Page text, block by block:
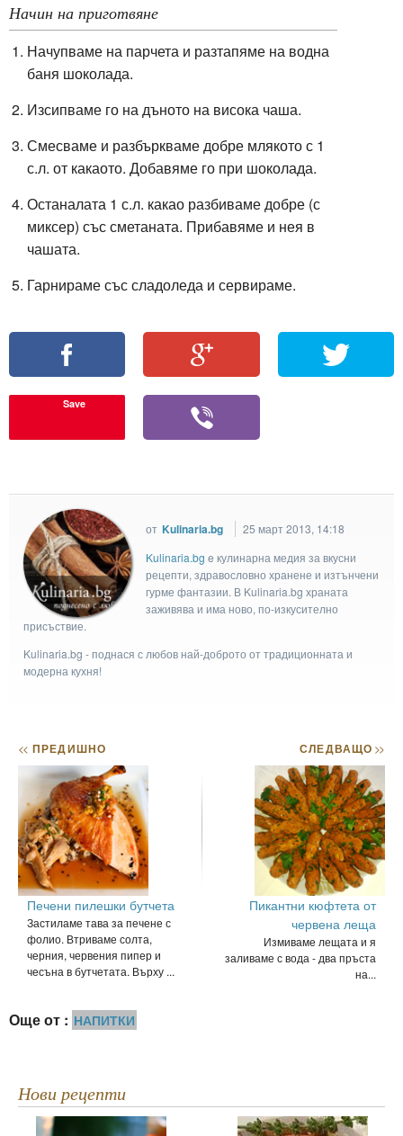
Начин на приготвяне
Начупваме на парчета и разтапяме на водна
баня шоколада.
Изсипваме го на дъното на висока чаша.
Смесваме и разбъркваме добре млякото с 1
с.л. от какаото. Добавяме го при шоколада.
Останалата 1 с.л. какао разбиваме добре (с
миксер) със сметаната. Прибавяме и нея в
чашата.
Гарнираме със сладоледа и сервираме.
Save
от Kulinaria.bg
25 март 2013, 14:18
Kulinaria.bg e кулинарна медия за вкусни
рецепти, здравословно хранене и изтънчени
гурме фантазии. В Kulinaria.bg храната
заживява и има ново, по-изкусително
присъствие.
Kulinaria.bg - поднася с любов най-доброто от традиционната и
модерна кухня!
<< ПРЕДИШНО
Печени пилешки бутчета
Застиламе тава за печене с
фолио. Втриваме солта,
черния, червения пипер и
чесъна в бутчетата. Върху ...
СЛЕДВАЩО>>
Пикантни кюфтета от
червена леща
Измиваме лещата и я
заливаме с вода - два пръста
на...
Още от : НАПИТКИ
Нови рецепти